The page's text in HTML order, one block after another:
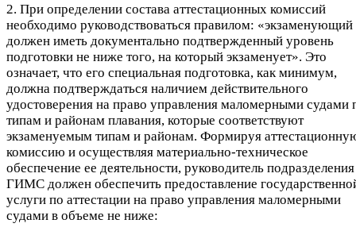
2. При определении состава аттестационных комиссий
необходимо руководствоваться правилом: «экзаменующий
должен иметь документально подтвержденный уровень
подготовки не ниже того, на который экзаменует». Это
означает, что его специальная подготовка, как минимум,
должна подтверждаться наличием действительного
удостоверения на право управления маломерными судами
типам и районам плавания, которые соответствуют
экзаменуемым типам и районам. Формируя
комиссию и осуществляя материально-техническое
обеспечение ее деятельности, руководитель подразделения
ГИМС должен обеспечить предоставление
услуги по аттестации на право управления маломерными
судами в объеме не ниже: